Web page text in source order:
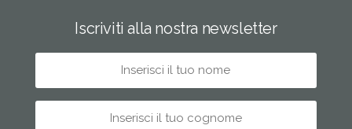
Iscriviti alla nostra newsletter